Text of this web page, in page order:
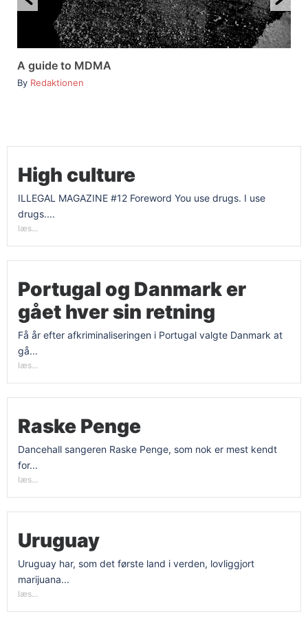
A guide to MDMA
By Redaktionen
High culture
ILLEGAL MAGAZINE #12 Foreword You use drugs. I use
drugs....
læs...
Portugal og Danmark er
gået hver sin retning
Få år efter afkriminaliseringen i Portugal valgte Danmark at
gå...
læs...
Raske Penge
Dancehall sangeren Raske Penge, som nok er mest kendt
for...
læs...
Uruguay
Uruguay har, som det første land i verden, lovliggjort
marijuana...
læs...